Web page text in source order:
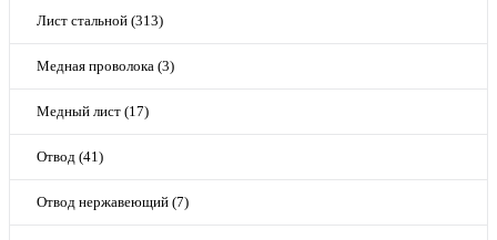
Лист стальной (313)
Медная проволока (3)
Медный лист (17)
Отвод (41)
Отвод нержавеющий (7)